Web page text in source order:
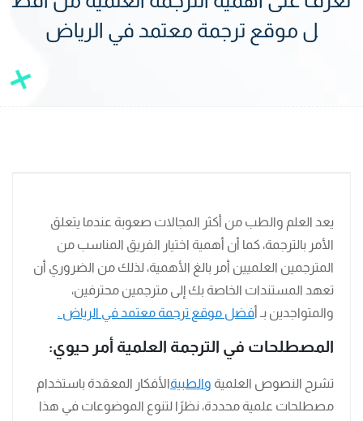
ل موقع ترجمة معتمد في الرياض
يعد العلم والطب من أكثر المجالات صعوبة عندما يتعلق
الأمر بالترجمة، كما أن أهمية اختيار الفريق المناسب من
المترجمين العلميين أمر بالغ الأهمية، لذلك من الضروري أن
تعهد المستندات الخاصة بك إلى مترجمين محترفين،
والمتواجدين بـ أفضل موقع ترجمة معتمد في الرياض .
المصطلحات في الترجمة العلمية أمر حيوي:
تشرح النصوص العلمية والطبيةالأفكار المعقدة باستخدام
مصطلحات علمية محددة، نظرًا لتنوع الموضوعات في هذا